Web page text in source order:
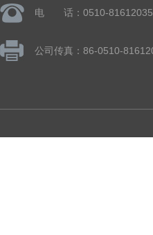
电 话：0510-81612035